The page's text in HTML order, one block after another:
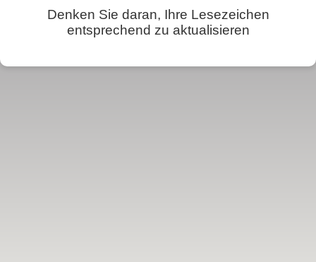
Denken Sie daran, Ihre Lesezeichen
entsprechend zu aktualisieren